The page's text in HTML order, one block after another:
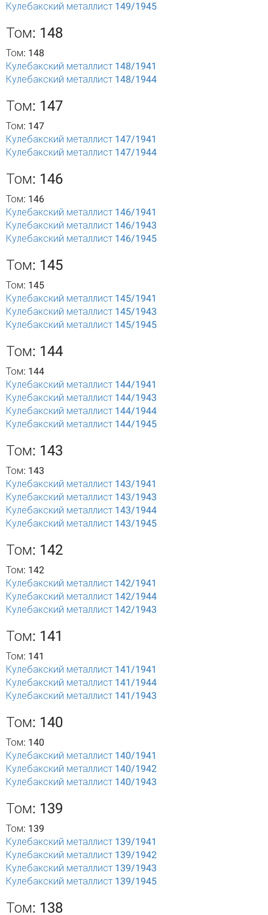
Кулебакский металлист 149/1945
Том: 148
Том: 148
Кулебакский металлист 148/1941
Кулебакский металлист 148/1944
Том: 147
Том: 147
Кулебакский металлист 147/1941
Кулебакский металлист 147/1944
Том: 146
Том: 146
Кулебакский металлист 146/1941
Кулебакский металлист 146/1943
Кулебакский металлист 146/1945
Том: 145
Том: 145
Кулебакский металлист 145/1941
Кулебакский металлист 145/1943
Кулебакский металлист 145/1945
Том: 144
Том: 144
Кулебакский металлист 144/1941
Кулебакский металлист 144/1943
Кулебакский металлист 144/1944
Кулебакский металлист 144/1945
Том: 143
Том: 143
Кулебакский металлист 143/1941
Кулебакский металлист 143/1943
Кулебакский металлист 143/1944
Кулебакский металлист 143/1945
Том: 142
Том: 142
Кулебакский металлист 142/1941
Кулебакский металлист 142/1944
Кулебакский металлист 142/1943
Том: 141
Том: 141
Кулебакский металлист 141/1941
Кулебакский металлист 141/1944
Кулебакский металлист 141/1943
Том: 140
Том: 140
Кулебакский металлист 140/1941
Кулебакский металлист 140/1942
Кулебакский металлист 140/1943
Том: 139
Том: 139
Кулебакский металлист 139/1941
Кулебакский металлист 139/1942
Кулебакский металлист 139/1943
Кулебакский металлист 139/1945
Том: 138